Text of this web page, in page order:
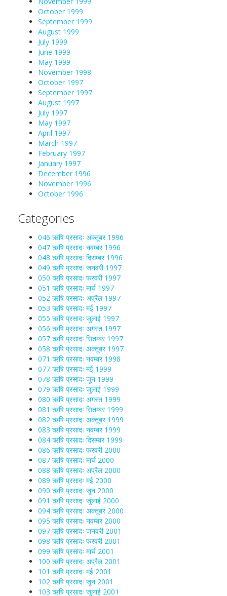
October 1999
September 1999
August 1999
July 1999
June 1999
May 1999
November 1998
October 1997
September 1997
August 1997
July 1997
May 1997
April 1997
March 1997
February 1997
January 1997
December 1996
November 1996
October 1996
Categories
046 ऋषि प्रसादः अक्तूबर 1996
047 ऋषि प्रसादः नवम्बर 1996
048 ऋषि प्रसादः दिसम्बर 1996
049 ऋषि प्रसादः जनवरी 1997
050 ऋषि प्रसादः फरवरी 1997
051 ऋषि प्रसादः मार्च 1997
052 ऋषि प्रसादः अप्रैल 1997
053 ऋषि प्रसादः मई 1997
055 ऋषि प्रसादः जुलाई 1997
056 ऋषि प्रसादः अगस्त 1997
057 ऋषि प्रसादः सितम्बर 1997
058 ऋषि प्रसादः अक्तूबर 1997
071 ऋषि प्रसादः नवम्बर 1998
077 ऋषि प्रसादः मई 1999
078 ऋषि प्रसादः जून 1999
079 ऋषि प्रसादः जुलाई 1999
080 ऋषि प्रसादः अगस्त 1999
081 ऋषि प्रसादः सितम्बर 1999
082 ऋषि प्रसादः अक्तूबर 1999
083 ऋषि प्रसादः नवम्बर 1999
084 ऋषि प्रसादः दिसम्बर 1999
086 ऋषि प्रसादः फरवरी 2000
087 ऋषि प्रसादः मार्च 2000
088 ऋषि प्रसादः अप्रैल 2000
089 ऋषि प्रसादः मई 2000
090 ऋषि प्रसादः जून 2000
091 ऋषि प्रसादः जुलाई 2000
094 ऋषि प्रसादः अक्तूबर 2000
095 ऋषि प्रसादः नवम्बर 2000
097 ऋषि प्रसादः जनवरी 2001
098 ऋषि प्रसादः फरवरी 2001
099 ऋषि प्रसादः मार्च 2001
100 ऋषि प्रसादः अप्रैल 2001
101 ऋषि प्रसादः मई 2001
102 ऋषि प्रसादः जून 2001
103 ऋषि प्रसादः जुलाई 2001